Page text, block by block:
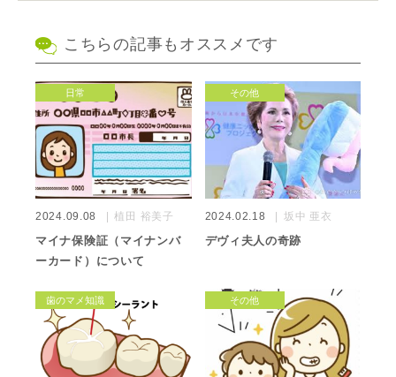
こちらの記事もオススメです
日常
2024.09.08 植田 裕美子
マイナ保険証（マイナンバ
ーカード）について
その他
2024.02.18 坂中 亜衣
デヴィ夫人の奇跡
歯のマメ知識 その他